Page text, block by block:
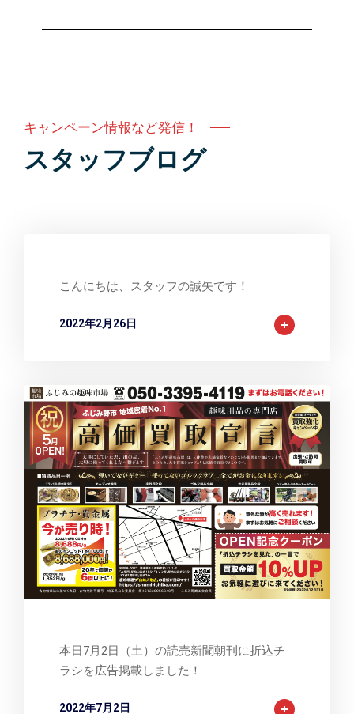
キャンペーン情報など発信！
スタッフブログ
こんにちは、スタッフの誠矢です！
2022年2月26日
2123
本日7月2日（土）の読売新聞朝刊に折込チ
ラシを広告掲載しました！
2022年7月2日